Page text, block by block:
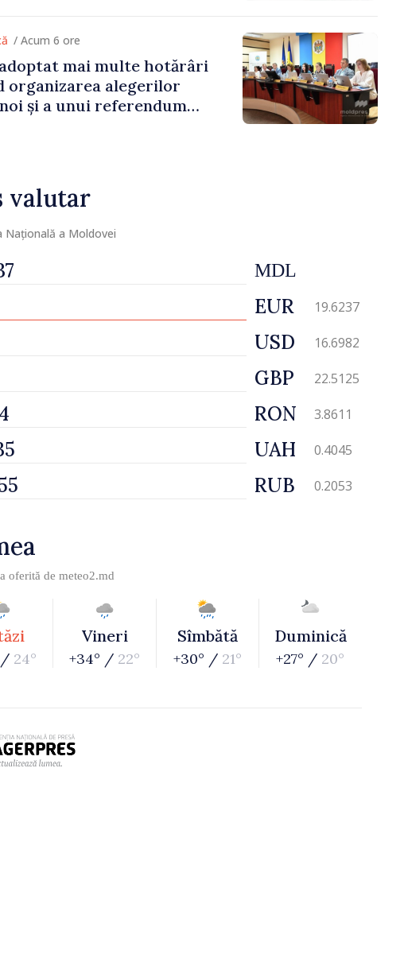
/ Acum 6 ore
adoptat mai multe hotărâri
organizarea alegerilor
și a unui referendum
valutar
Națională a Moldovei
MDL
EUR 19.6237
USD 16.6982
GBP 22.5125
RON 3.8611
UAH 0.4045
RUB 0.2053
oferită de meteo2.md
/ 24°
Vineri
+34° / 22°
Sîmbătă
+30° / 21°
Duminică
+27° / 20°